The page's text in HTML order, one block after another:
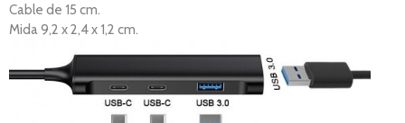
Cable de 15 cm.
Mida 9,2 x 2,4 x 1,2 cm.